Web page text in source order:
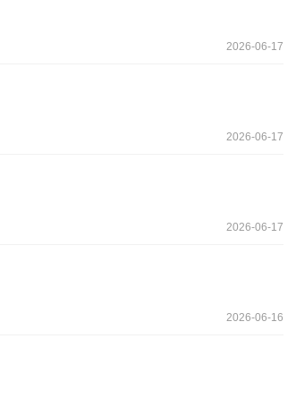
2026-06-17
2026-06-17
2026-06-17
2026-06-16